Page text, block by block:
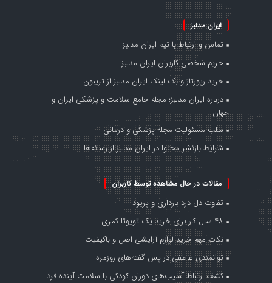
ایران مدلبز
تماس و ارتباط با تیم ایران مدلبز
حریم شخصی کاربران ایران مدلبز
خرید رپورتاژ و بک لینک ایران مدلبز از تریبون
درباره ایران مدلبز؛ مجله جامع سلامت و پزشکی ایران و
جهان
سلب مسئولیت مجله پزشکی و درمانی
شرایط بازنشر محتوا در ایران مدلبز از رسانه‌ها
مقالات در حال مشاهده توسط کاربران
تفاوت دل درد بارداری و پریود
۴۸ سال کار برای خرید یک تویوتا کمری
نکات مهم خرید لوازم آرایشی اصل و باکیفیت
توانمندی عاطفی در پس گفته‌های روزمره
کشف ارتباط آسیب‌های دوران کودکی با سلامت آینده فرد